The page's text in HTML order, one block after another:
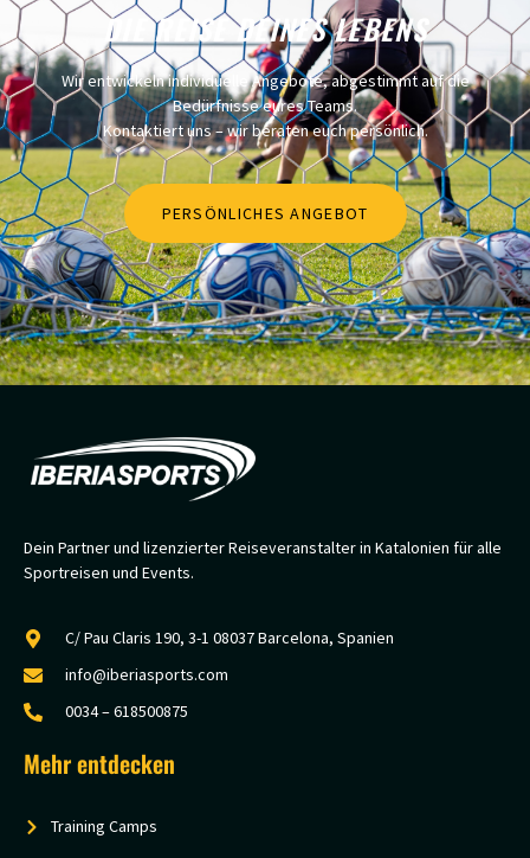
DIE REISE DEINES LEBENS
Wir entwickeln individuelle Angebote, abgestimmt auf die
Bedürfnisse eures Teams.
Kontaktiert uns – wir beraten euch persönlich.
PERSÖNLICHES ANGEBOT
Dein Partner und lizenzierter Reiseveranstalter in Katalonien für alle
Sportreisen und Events.
C/ Pau Claris 190, 3-1 08037 Barcelona, Spanien
info@iberiasports.com
0034 – 618500875
Mehr entdecken
Training Camps